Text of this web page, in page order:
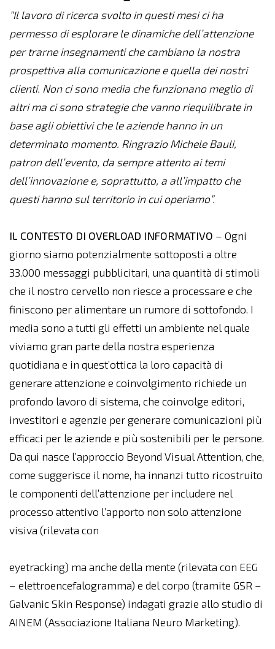
“Il lavoro di ricerca svolto in questi mesi ci ha
permesso di esplorare le dinamiche dell’attenzione
per trarne insegnamenti che cambiano la nostra
prospettiva alla comunicazione e quella dei nostri
clienti. Non ci sono media che funzionano meglio di
altri ma ci sono strategie che vanno riequilibrate in
base agli obiettivi che le aziende hanno in un
determinato momento. Ringrazio Michele Bauli,
patron dell’evento, da sempre attento ai temi
dell’innovazione e, soprattutto, a all’impatto che
questi hanno sul territorio in cui operiamo”.
IL CONTESTO DI OVERLOAD INFORMATIVO – Ogni
giorno siamo potenzialmente sottoposti a oltre
33.000 messaggi pubblicitari, una quantità di stimoli
che il nostro cervello non riesce a processare e che
finiscono per alimentare un rumore di sottofondo. I
media sono a tutti gli effetti un ambiente nel quale
viviamo gran parte della nostra esperienza
quotidiana e in quest’ottica la loro capacità di
generare attenzione e coinvolgimento richiede un
profondo lavoro di sistema, che coinvolge editori,
investitori e agenzie per generare comunicazioni più
efficaci per le aziende e più sostenibili per le persone.
Da qui nasce l’approccio Beyond Visual Attention, che,
come suggerisce il nome, ha innanzi tutto ricostruito
le componenti dell’attenzione per includere nel
processo attentivo l’apporto non solo attenzione
visiva (rilevata con
eyetracking) ma anche della mente (rilevata con EEG
– elettroencefalogramma) e del corpo (tramite GSR –
Galvanic Skin Response) indagati grazie allo studio di
AINEM (Associazione Italiana Neuro Marketing).